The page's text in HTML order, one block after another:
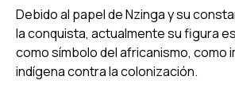
Debido al papel de Nzinga y su
la conquista, actualmente su figura
como símbolo del africanismo, como
indígena contra la colonización.